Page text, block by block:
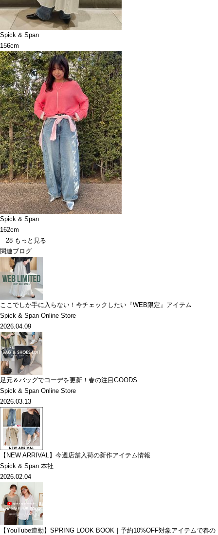
Spick & Span
156cm
Spick & Span
162cm
28 もっと見る
関連ブログ
ここでしか手に入らない！今チェックしたい『WEB限定』アイテム
Spick & Span Online Store
2026.04.09
足元＆バッグでコーデを更新！春の注目GOODS
Spick & Span Online Store
2026.03.13
【NEW ARRIVAL】今週店舗入荷の新作アイテム情報
Spick & Span 本社
2026.02.04
【YouTube連動】SPRING LOOK BOOK｜予約10%OFF対象アイテムで春の